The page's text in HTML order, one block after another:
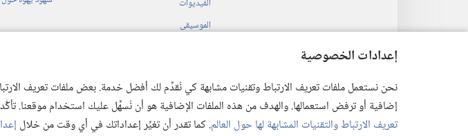
إعدادات الخصوصية
نحن نستعمل ملفات تعريف الارتباط وتقنيات مشابهة كي نُقدِّم لك أفضل خدمة. بعض ملفات تعريف
إضافية أو ترفض استعمالها. والهدف من هذه الملفات الإضافية هو أن نُسهِّل عليك استخدام موقعنا. تأكَّد
تعريف الارتباط والتقنيات المشابهة لها حول العالم. كما تقدر أن تغيِّر إعداداتك في أي وقت من خلال
الفيديوات
الموسيقى